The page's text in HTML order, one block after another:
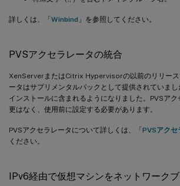
詳しくは、「Winbind 」を参照してください。
PVSアクセラレータの統合
XenServerまたはCitrix Hypervisorの以前のリリース
ータはサプリメンタルパックとして提供されていま
インストールに含まれるようになりました。PVSア
更はなく、使用前に設定する必要があります。
PVSアクセラレータについて詳しくは、「PVSアクセ
ください。
IPv6経由で仮想マシンをネットワーク